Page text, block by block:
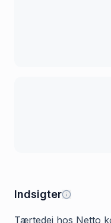
Indsigter
Tærtedej hos Netto